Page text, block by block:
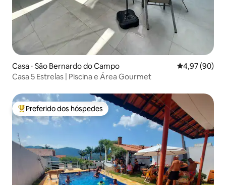
Casa ⋅ São Bernardo do Campo 4,97 de uma
4,97 (90)
Casa 5 Estrelas | Piscina e Área Gourmet
Entre os melhores preferidos dos hóspedes
Preferido dos hóspedes